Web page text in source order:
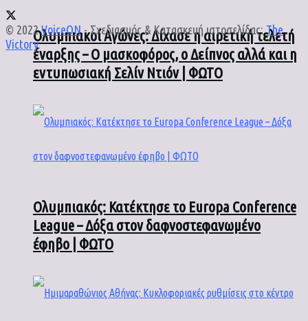
Ολυμπιακοί Αγώνες: Δίχασε η αιρετική τελετή
έναρξης – Ο μασκοφόρος, ο Δείπνος αλλά και η
εντυπωσιακή Σελίν Ντιόν | ΦΩΤΟ
Ολυμπιακός: Κατέκτησε το Europa Conference
League – Δόξα στον δαφνοστεφανωμένο
έφηβο | ΦΩΤΟ
© 2022VoiceON- Σχεδιασμός & Κατασκευή ιστοσελίδας:The
Victory.